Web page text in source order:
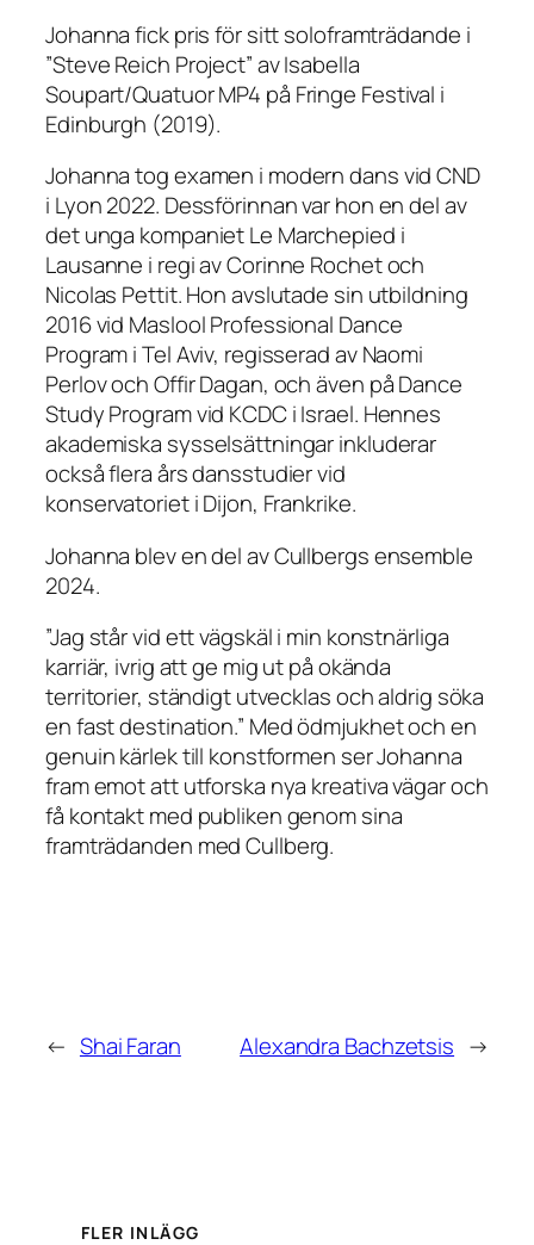
Johanna fick pris för sitt soloframträdande i
”Steve Reich Project” av Isabella
Soupart/Quatuor MP4 på Fringe Festival i
Edinburgh (2019).
Johanna tog examen i modern dans vid CND
i Lyon 2022. Dessförinnan var hon en del av
det unga kompaniet Le Marchepied i
Lausanne i regi av Corinne Rochet och
Nicolas Pettit. Hon avslutade sin utbildning
2016 vid Maslool Professional Dance
Program i Tel Aviv, regisserad av Naomi
Perlov och Offir Dagan, och även på Dance
Study Program vid KCDC i Israel. Hennes
akademiska sysselsättningar inkluderar
också flera års dansstudier vid
konservatoriet i Dijon, Frankrike.
Johanna blev en del av Cullbergs ensemble
2024.
”Jag står vid ett vägskäl i min konstnärliga
karriär, ivrig att ge mig ut på okända
territorier, ständigt utvecklas och aldrig söka
en fast destination.” Med ödmjukhet och en
genuin kärlek till konstformen ser Johanna
fram emot att utforska nya kreativa vägar och
få kontakt med publiken genom sina
framträdanden med Cullberg.
← Shai Faran Alexandra Bachzetsis →
FLER INLÄGG